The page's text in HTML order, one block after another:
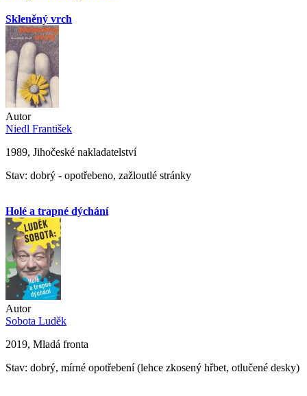
Skleněný vrch
Autor
Niedl František
1989, Jihočeské nakladatelství
Stav: dobrý - opotřebeno, zažloutlé stránky
Holé a trapné dýchání
Autor
Sobota Luděk
2019, Mladá fronta
Stav: dobrý, mírné opotřebení (lehce zkosený hřbet, otlučené desky)